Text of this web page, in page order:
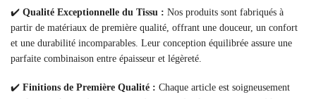
✔️ Qualité Exceptionnelle du Tissu : Nos produits sont fabriqués à
partir de matériaux de première qualité, offrant une douceur, un confort
et une durabilité incomparables. Leur conception équilibrée assure une
parfaite combinaison entre épaisseur et légèreté.
✔️ Finitions de Première Qualité : Chaque article est soigneusement